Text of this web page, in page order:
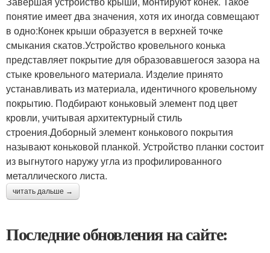
понятие имеет два значения, хотя их иногда совмещают
в одно:Конек крыши образуется в верхней точке
смыкания скатов.Устройство кровельного конька
представляет покрытие для образовавшегося зазора на
стыке кровельного материала. Изделие принято
устанавливать из материала, идентичного кровельному
покрытию. Подбирают коньковый элемент под цвет
кровли, учитывая архитектурный стиль
строения.Доборный элемент конькового покрытия
называют коньковой планкой. Устройство планки состоит
из выгнутого наружу угла из профилированного
металлического листа.
читать дальше →
Последние обновления на сайте: